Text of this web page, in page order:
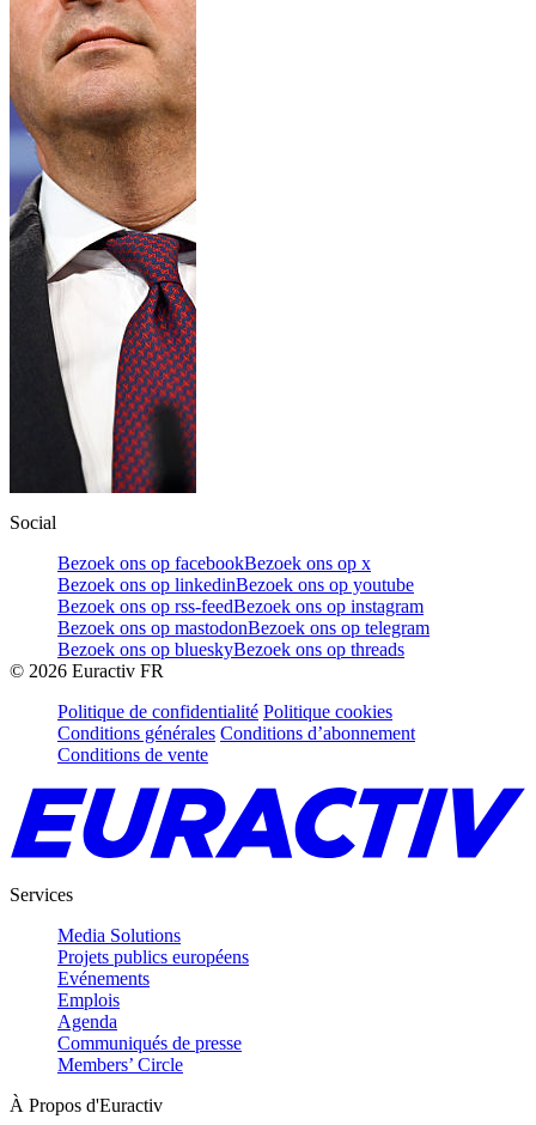
Social
Bezoek ons op facebookBezoek ons op x
Bezoek ons op linkedinBezoek ons op youtube
Bezoek ons op rss-feedBezoek ons op instagram
Bezoek ons op mastodonBezoek ons op telegram
Bezoek ons op blueskyBezoek ons op threads
© 2026 Euractiv FR
Politique de confidentialité Politique cookies
Conditions générales Conditions d’abonnement
Conditions de vente
Services
Media Solutions
Projets publics européens
Evénements
Emplois
Agenda
Communiqués de presse
Members’ Circle
À Propos d'Euractiv